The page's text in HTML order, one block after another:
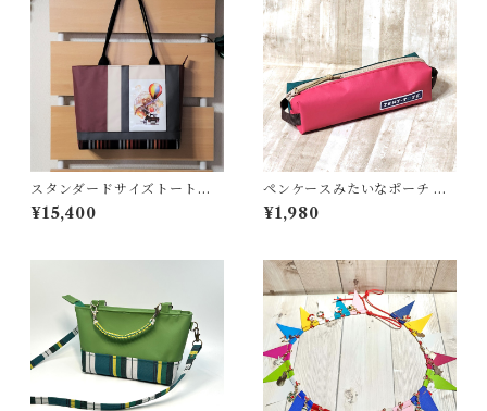
スタンダードサイズトート＜T
-0203＞
¥15,400
ペンケースみたいなポーチ ＜
K-0657＞
¥1,980